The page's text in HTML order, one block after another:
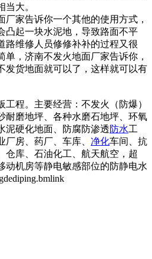
大。
厂家告诉你一个其他的使用方式，
凸起一块水泥地，导致路面不平
路维修人员修修补补的过程又很
单，济南不发火地面厂家告诉你，
发货地面就可以了，这样就可以有
程。主要经营：不发火（防爆）
耐磨地坪、各种水磨石地坪、环氧
泥硬化地面、防腐防渗透防水工
房、药厂、车库、 净化车间、抗
仓库、石油化工、航天航空，超
动机房等静电敏感部位的防静电水
ink